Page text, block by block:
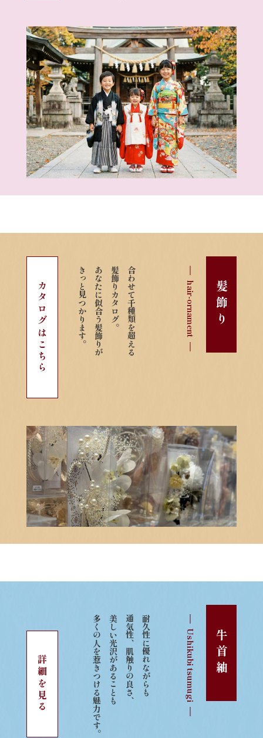
髪飾り
hair-ornament
合わせて千種類を超える
髪飾りカタログ。
あなたに似合う髪飾りが
きっと見つかります。
カタログはこちら
牛首紬
Ushikubi tsumugi
耐久性に優れながらも
通気性、肌触りの良さ、
美しい光沢があることも
多くの人を惹きつける魅力です。
詳細を見る